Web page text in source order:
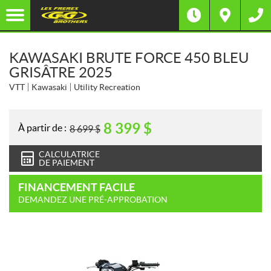
KAWASAKI BRUTE FORCE 450 BLEU
GRISÂTRE 2025
VTT Kawasaki Utility Recreation
À partir de : 8 699$ 8 399 $
CALCULATRICE
DE PAIEMENT
FINANCEMENT FACILE
DEMANDEZ UNE PRÉ-APPROBATION